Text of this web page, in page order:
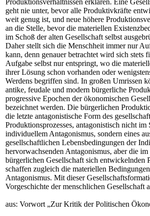
Produktionsverhältnissen erklären. Eine
geht nie unter, bevor alle Produktivkräfte
weit genug ist, und neue höhere
an die Stelle, bevor die materiellen
im Schoß der alten Gesellschaft selbst
Daher stellt sich die Menschheit immer nur
kann, denn genauer betrachtet wird sich stets
Aufgabe selbst nur entspringt, wo die
ihrer Lösung schon vorhanden oder
Werdens begriffen sind. In großen Umrissen
antike, feudale und modern bürgerliche
progressive Epochen der ökonomischen
bezeichnet werden. Die bürgerlichen
die letzte antagonistische Form des
Produktionsprozesses, antagonistisch nicht im
individuellem Antagonismus, sondern eines
gesellschaftlichen Lebensbedingungen der
hervorwachsenden Antagonismus, aber die im
bürgerlichen Gesellschaft sich entwickelnden
schaffen zugleich die materiellen
Antagonismus. Mit dieser
Vorgeschichte der menschlichen Gesellschaft
aus: Vorwort „Zur Kritik der Politischen